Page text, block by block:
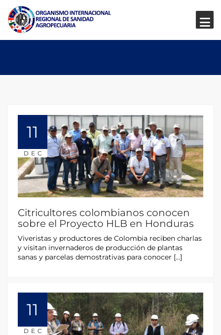
11
DEC
Citricultores colombianos conocen
sobre el Proyecto HLB en Honduras
Viveristas y productores de Colombia reciben charlas
y visitan invernaderos de producción de plantas
sanas y parcelas demostrativas para conocer […]
11
DEC